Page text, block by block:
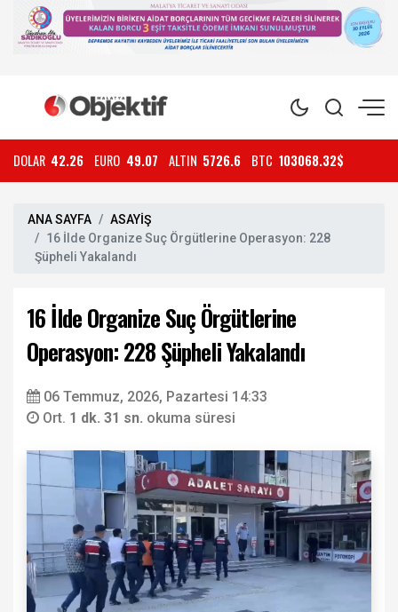
DOLAR 42.26 EURO 49.07 ALTIN 5726.6 BTC 103068.32$
ANA SAYFA
ASAYİŞ
16 İlde Organize Suç Örgütlerine Operasyon: 228
Şüpheli Yakalandı
16 İlde Organize Suç Örgütlerine
Operasyon: 228 Şüpheli Yakalandı
06 Temmuz, 2026, Pazartesi 14:33
Ort. 1 dk. 31 sn. okuma süresi